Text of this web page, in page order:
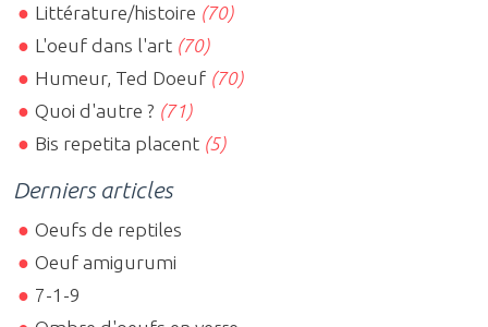
Littérature/histoire (70)
L'oeuf dans l'art (70)
Humeur, Ted Doeuf (70)
Quoi d'autre ? (71)
Bis repetita placent (5)
Derniers articles
Oeufs de reptiles
Oeuf amigurumi
7-1-9